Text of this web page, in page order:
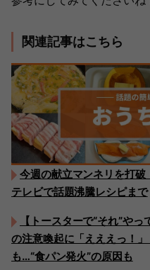
関連記事はこちら
今週の献立マンネリを打
テレビで話題沸騰レシピまで
【トースターで“それ”や
の注意喚起に「えええっ！
も…“食パン発火”の原因も